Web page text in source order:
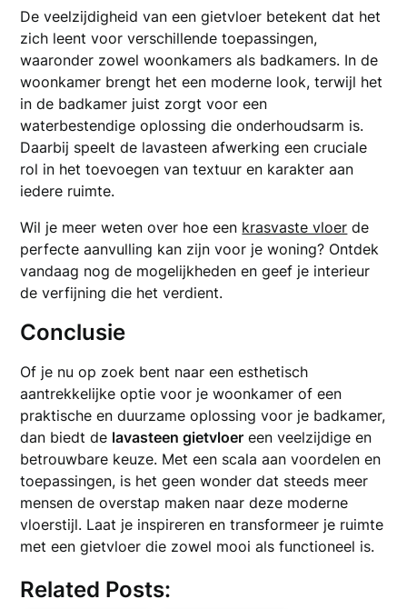
De veelzijdigheid van een gietvloer betekent dat het
zich leent voor verschillende toepassingen,
waaronder zowel woonkamers als badkamers. In de
woonkamer brengt het een moderne look, terwijl het
in de badkamer juist zorgt voor een
waterbestendige oplossing die onderhoudsarm is.
Daarbij speelt de lavasteen afwerking een cruciale
rol in het toevoegen van textuur en karakter aan
iedere ruimte.
Wil je meer weten over hoe een krasvaste vloer de
perfecte aanvulling kan zijn voor je woning? Ontdek
vandaag nog de mogelijkheden en geef je interieur
de verfijning die het verdient.
Conclusie
Of je nu op zoek bent naar een esthetisch
aantrekkelijke optie voor je woonkamer of een
praktische en duurzame oplossing voor je badkamer,
dan biedt de lavasteen gietvloer een veelzijdige en
betrouwbare keuze. Met een scala aan voordelen en
toepassingen, is het geen wonder dat steeds meer
mensen de overstap maken naar deze moderne
vloerstijl. Laat je inspireren en transformeer je ruimte
met een gietvloer die zowel mooi als functioneel is.
Related Posts: